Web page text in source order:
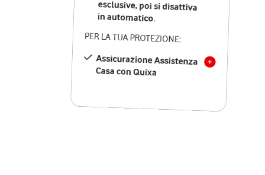
in automatico.
PER LA TUA PROTEZIONE:
Assicurazione Assistenza
Casa con Quixa